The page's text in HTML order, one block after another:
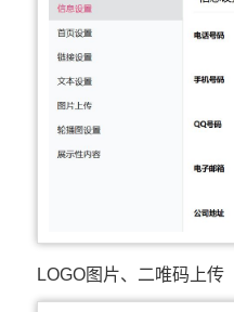
LOGO图片、二唯码上传